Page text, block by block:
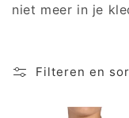
t
e
niet meer in je
Filteren en